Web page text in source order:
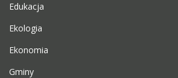
Edukacja
Ekologia
Ekonomia
Gminy